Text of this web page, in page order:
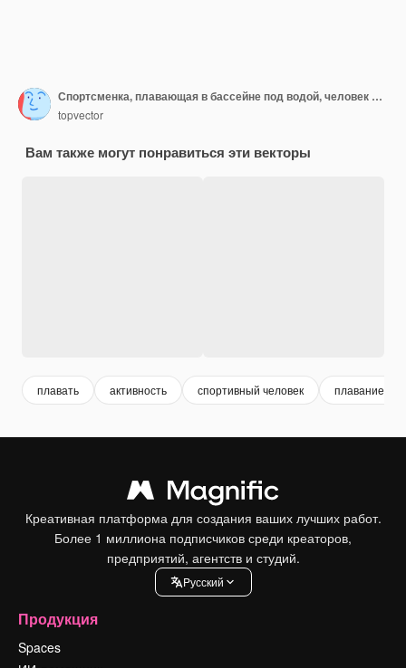
Спортсменка, плавающая в бассейне под водой, человек в купальниках и шапке, выполняющий водные занятия
topvector
Вам также могут понравиться эти векторы
плавать активность спортивный человек плавание
Креативная платформа для создания ваших лучших работ.
Более 1 миллиона подписчиков среди креаторов,
предприятий, агентств и студий.
Pусский
Продукция
Spaces